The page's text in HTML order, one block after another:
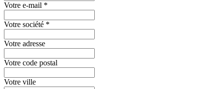
Votre e-mail *
Votre société *
Votre adresse
Votre code postal
Votre ville